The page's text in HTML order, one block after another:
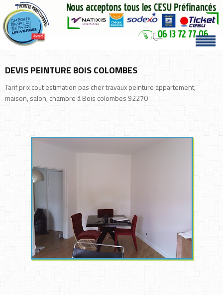
DEVIS PEINTURE BOIS COLOMBES
Tarif prix cout estimation pas cher travaux peinture appartement,
maison, salon, chambre à Bois colombes 92270